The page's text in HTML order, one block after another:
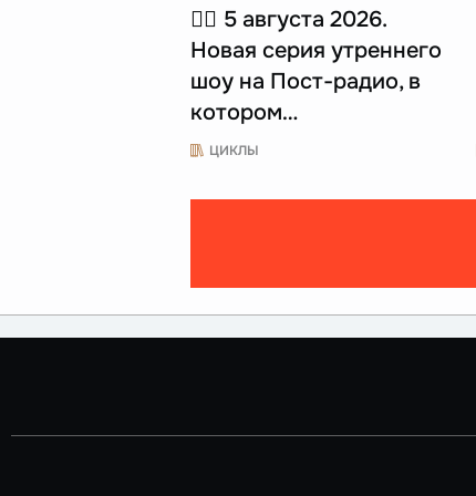
☝🏻 5 августа 2026.
Новая серия утреннего
шоу на Пост-радио, в
котором…
ЦИКЛЫ